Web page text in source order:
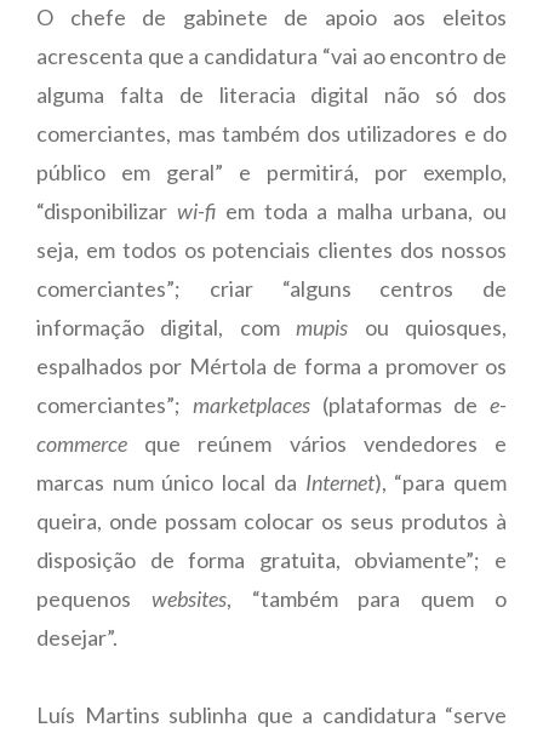
O chefe de gabinete de apoio aos eleitos
acrescenta que a candidatura “vai ao encontro de
alguma falta de literacia digital não só dos
comerciantes, mas também dos utilizadores e do
público em geral” e permitirá, por exemplo,
“disponibilizar wi-fi em toda a malha urbana, ou
seja, em todos os potenciais clientes dos nossos
comerciantes”; criar “alguns centros de
informação digital, commupis ou quiosques,
espalhados por Mértola de forma a promover os
comerciantes”; marketplaces(plataformas de e-
commerce que reúnem vários vendedores e
marcas num único local da Internet), “para quem
queira, onde possam colocar os seus produtos à
disposição de forma gratuita, obviamente”; e
pequenos websites, “também para quem o
desejar”.
Luís Martins sublinha que a candidatura “serve